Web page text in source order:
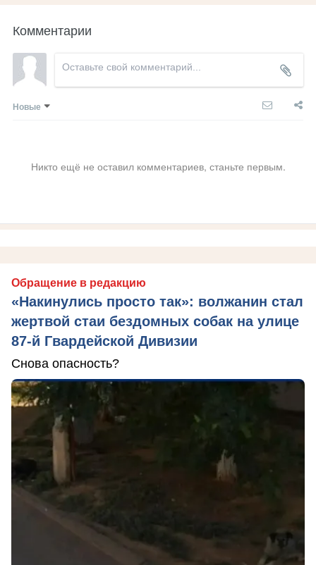
Комментарии
Новые
Никто ещё не оставил комментариев, станьте первым.
Обращение в редакцию
«Накинулись просто так»: волжанин стал
жертвой стаи бездомных собак на улице
87-й Гвардейской Дивизии
Снова опасность?